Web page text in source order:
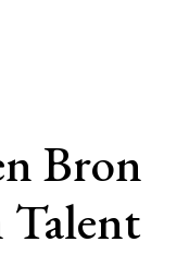
Bron
Talent